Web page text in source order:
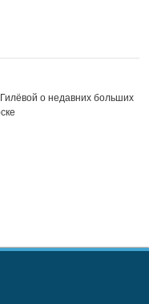
о недавних больших